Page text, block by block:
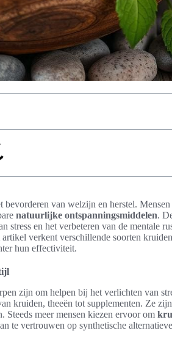
van welzijn en herstel.
natuurlijke ontspanningsmiddelen.
stress en het verbeteren van de mentale
verkent verschillende soorten
hun effectiviteit.
zijn om helpen bij het verlichten van
kruiden, theeën tot supplementen. Ze
Steeds meer mensen kiezen ervoor om
te vertrouwen op synthetische